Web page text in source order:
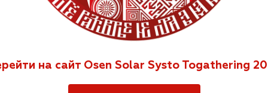
на сайт Osen Solar Systo Togathering